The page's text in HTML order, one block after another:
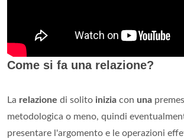
Come si fa una relazione?
La relazione di solito inizia con una
metodologica o meno, quindi
presentare l'argomento e le operazioni